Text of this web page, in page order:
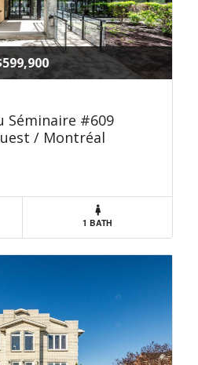
Séminaire #609
/ Montréal
1 BATH